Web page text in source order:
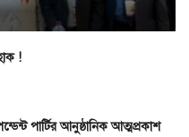
!
পার্টির আনুষ্ঠানিক আত্মপ্রকাশ